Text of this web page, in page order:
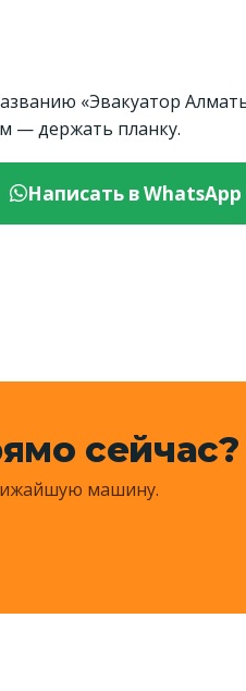
«Эвакуатор
— держать планку.
Написать в WhatsApp
сейчас?
машину.